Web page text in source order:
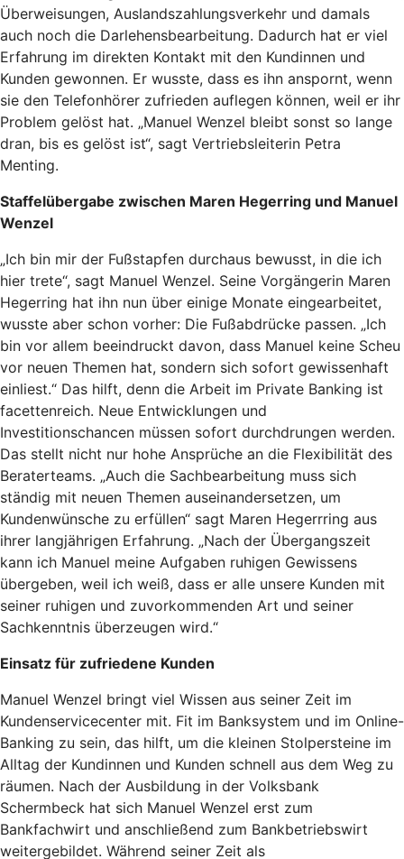
Überweisungen, Auslandszahlungsverkehr und damals
auch noch die Darlehensbearbeitung. Dadurch hat er viel
Erfahrung im direkten Kontakt mit den Kundinnen und
Kunden gewonnen. Er wusste, dass es ihn anspornt, wenn
sie den Telefonhörer zufrieden auflegen können, weil er ihr
Problem gelöst hat. „Manuel Wenzel bleibt sonst so lange
dran, bis es gelöst ist“, sagt Vertriebsleiterin Petra
Menting.
Staffelübergabe zwischen Maren Hegerring und Manuel
Wenzel
„Ich bin mir der Fußstapfen durchaus bewusst, in die ich
hier trete“, sagt Manuel Wenzel. Seine Vorgängerin Maren
Hegerring hat ihn nun über einige Monate eingearbeitet,
wusste aber schon vorher: Die Fußabdrücke passen. „Ich
bin vor allem beeindruckt davon, dass Manuel keine Scheu
vor neuen Themen hat, sondern sich sofort gewissenhaft
einliest.“ Das hilft, denn die Arbeit im Private Banking ist
facettenreich. Neue Entwicklungen und
Investitionschancen müssen sofort durchdrungen werden.
Das stellt nicht nur hohe Ansprüche an die Flexibilität des
Beraterteams. „Auch die Sachbearbeitung muss sich
ständig mit neuen Themen auseinandersetzen, um
Kundenwünsche zu erfüllen“ sagt Maren Hegerrring aus
ihrer langjährigen Erfahrung. „Nach der Übergangszeit
kann ich Manuel meine Aufgaben ruhigen Gewissens
übergeben, weil ich weiß, dass er alle unsere Kunden mit
seiner ruhigen und zuvorkommenden Art und seiner
Sachkenntnis überzeugen wird.“
Einsatz für zufriedene Kunden
Manuel Wenzel bringt viel Wissen aus seiner Zeit im
Kundenservicecenter mit. Fit im Banksystem und im Online-
Banking zu sein, das hilft, um die kleinen Stolpersteine im
Alltag der Kundinnen und Kunden schnell aus dem Weg zu
räumen. Nach der Ausbildung in der Volksbank
Schermbeck hat sich Manuel Wenzel erst zum
Bankfachwirt und anschließend zum Bankbetriebswirt
weitergebildet. Während seiner Zeit als